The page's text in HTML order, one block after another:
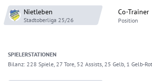
Nietleben
Stadtoberliga 25/26
Co-Trainer
Position
SPIELERSTATIONEN
Bilanz: 228 Spiele, 27 Tore, 52 Assists, 25 Gelb, 1 Gelb-